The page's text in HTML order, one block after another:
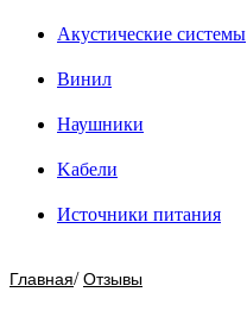
Акустические системы
Винил
Наушники
Kабели
Источники питания
Главная/ Отзывы